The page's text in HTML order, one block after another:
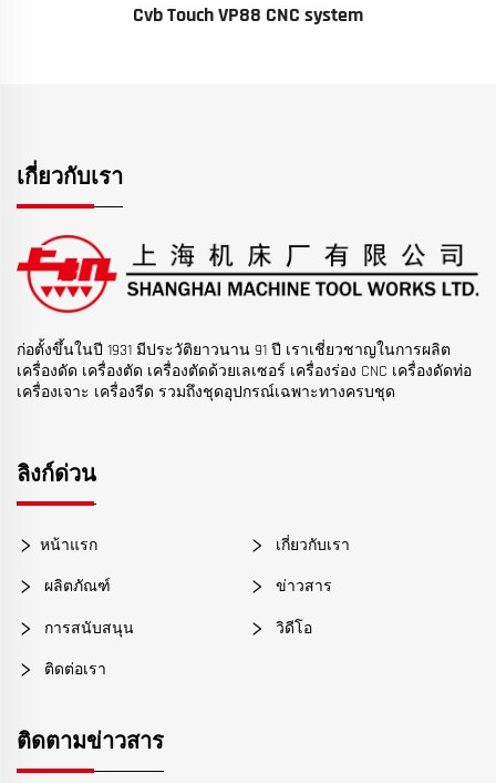
Cvb Touch VP88 CNC system
เกี่ยวกับเรา
ก่อตั้งขึ้นในปี 1931 มีประวัติยาวนาน 91 ปี เราเชี่ยวชาญในการผลิต
เครื่องดัด เครื่องตัด เครื่องตัดด้วยเลเซอร์ เครื่องร่อง CNC เครื่องดัดท่อ
เครื่องเจาะ เครื่องรีด รวมถึงชุดอุปกรณ์เฉพาะทางครบชุด
ลิงก์ด่วน
หน้าแรก เกี่ยวกับเรา
ผลิตภัณฑ์ ข่าวสาร
การสนับสนุน วิดีโอ
ติดต่อเรา
ติดตามข่าวสาร